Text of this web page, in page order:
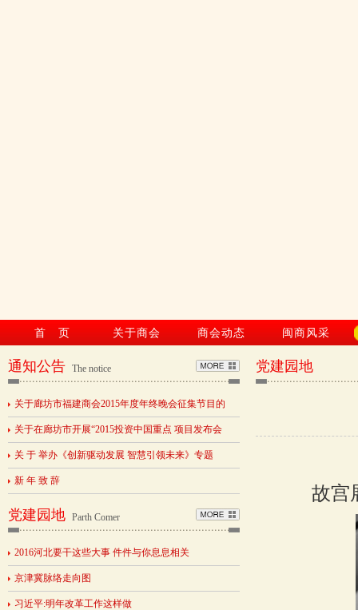
首 页 关于商会 商会动态 闽商风采
通知公告 The notice
关于廊坊市福建商会2015年度年终晚会征集节目的
关于在廊坊市开展“2015投资中国重点 项目发布会
关 于 举办《创新驱动发展 智慧引领未来》专题
新 年 致 辞
党建园地 Parth Comer
2016河北要干这些大事 件件与你息息相关
京津冀脉络走向图
习近平:明年改革工作这样做
党建园地
故宫